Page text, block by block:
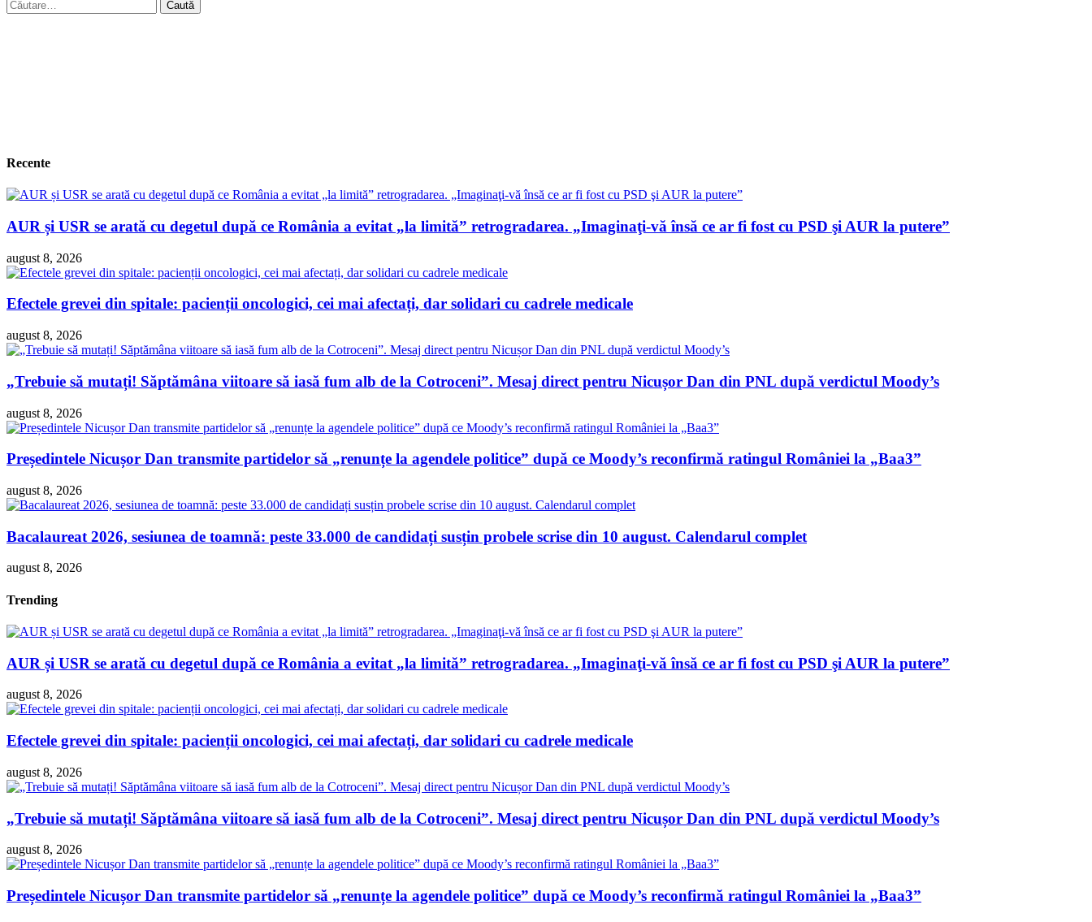
după:
Recente
AUR și USR se arată cu degetul după ce România a evitat „la limită” retrogradarea. „Imaginaţi-vă însă ce ar fi fost cu PSD şi AUR la putere”
august 8, 2026
Efectele grevei din spitale: pacienții oncologici, cei mai afectați, dar solidari cu cadrele medicale
august 8, 2026
„Trebuie să mutați! Săptămâna viitoare să iasă fum alb de la Cotroceni”. Mesaj direct pentru Nicușor Dan din PNL după verdictul Moody’s
august 8, 2026
Președintele Nicușor Dan transmite partidelor să „renunțe la agendele politice” după ce Moody’s reconfirmă ratingul României la „Baa3”
august 8, 2026
Bacalaureat 2026, sesiunea de toamnă: peste 33.000 de candidați susțin probele scrise din 10 august. Calendarul complet
august 8, 2026
Trending
AUR și USR se arată cu degetul după ce România a evitat „la limită” retrogradarea. „Imaginaţi-vă însă ce ar fi fost cu PSD şi AUR la putere”
august 8, 2026
Efectele grevei din spitale: pacienții oncologici, cei mai afectați, dar solidari cu cadrele medicale
august 8, 2026
„Trebuie să mutați! Săptămâna viitoare să iasă fum alb de la Cotroceni”. Mesaj direct pentru Nicușor Dan din PNL după verdictul Moody’s
august 8, 2026
Președintele Nicușor Dan transmite partidelor să „renunțe la agendele politice” după ce Moody’s reconfirmă ratingul României la „Baa3”